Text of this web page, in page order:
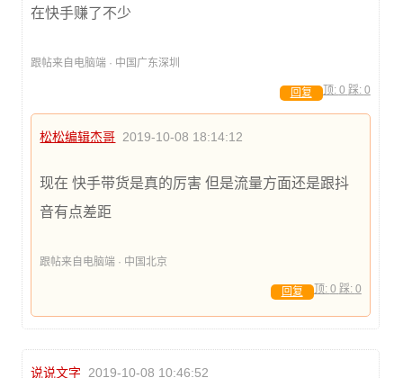
在快手赚了不少
跟帖来自电脑端 · 中国广东深圳
顶: 0 踩: 0
回复
松松编辑杰哥 2019-10-08 18:14:12
现在 快手带货是真的厉害 但是流量方面还是跟抖
音有点差距
跟帖来自电脑端 · 中国北京
顶: 0 踩: 0
回复
说说文字 2019-10-08 10:46:52